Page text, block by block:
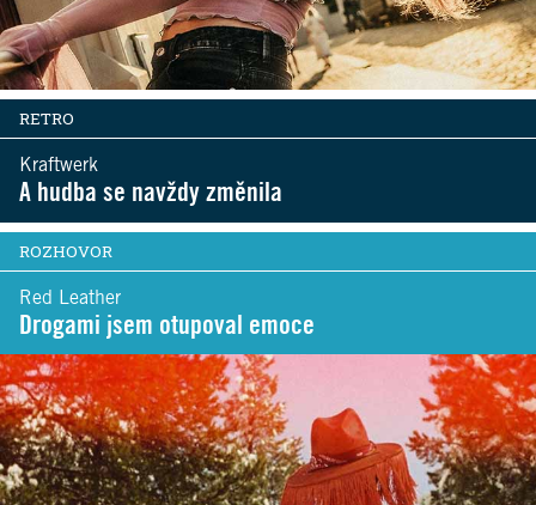
RETRO
Kraftwerk
A hudba se navždy změnila
ROZHOVOR
Red Leather
Drogami jsem otupoval emoce